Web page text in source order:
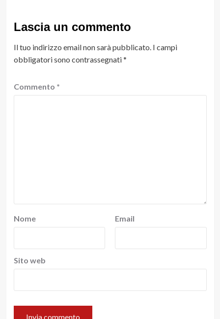
Lascia un commento
Il tuo indirizzo email non sarà pubblicato. I campi
obbligatori sono contrassegnati*
Commento *
Nome Email
Sito web